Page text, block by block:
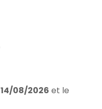
14/08/2026 et le